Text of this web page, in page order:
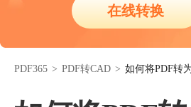
在线转换
PDF365 > PDF转CAD > 如何将PDF转